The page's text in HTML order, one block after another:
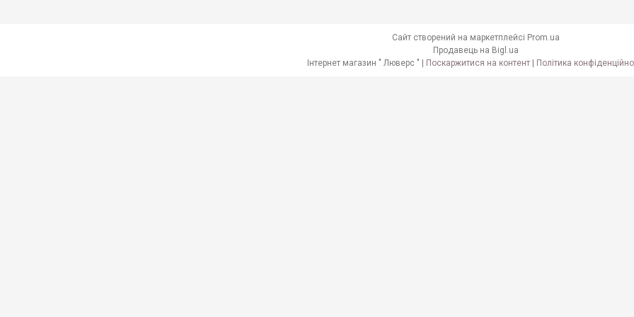
Сайт створений на маркетплейсі Prom.ua
Продавець на Bigl.ua
Інтернет магазин " Люверс " | Поскаржитися на контент | Політика